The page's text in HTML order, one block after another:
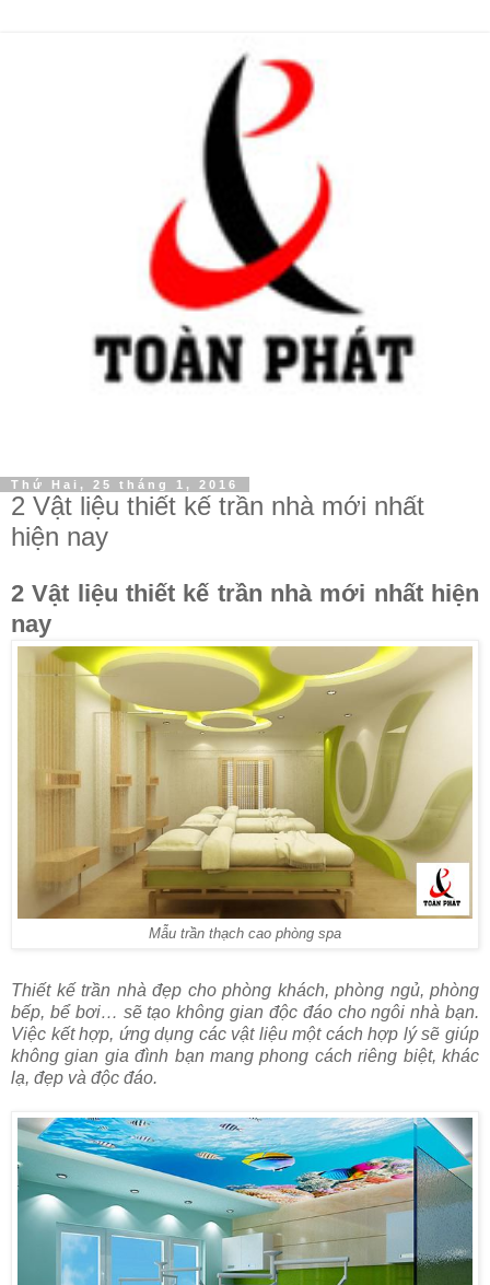
Thứ Hai, 25 tháng 1, 2016
2 Vật liệu thiết kế trần nhà mới nhất
hiện nay
2 Vật liệu thiết kế trần nhà mới nhất hiện
nay
Mẫu trần thạch cao phòng spa
Thiết kế trần nhà đẹp cho phòng khách, phòng ngủ, phòng
bếp, bể bơi… sẽ tạo không gian độc đáo cho ngôi nhà bạn.
Việc kết hợp, ứng dụng các vật liệu một cách hợp lý sẽ giúp
không gian gia đình bạn mang phong cách riêng biệt, khác
lạ, đẹp và độc đáo.